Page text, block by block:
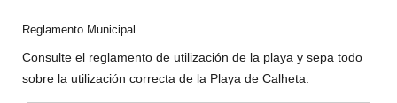
Reglamento Municipal
Consulte el reglamento de utilización de la playa y sepa todo
sobre la utilización correcta de la Playa de Calheta.